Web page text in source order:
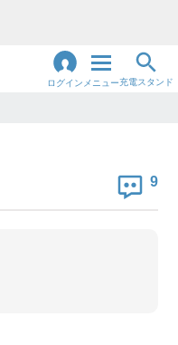
ログイン メニュー充電スタンド
9